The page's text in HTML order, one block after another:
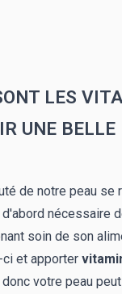
LES
UNE BELLE
de notre peau se
nécessaire
soin de son
et apporter
donc votre peau